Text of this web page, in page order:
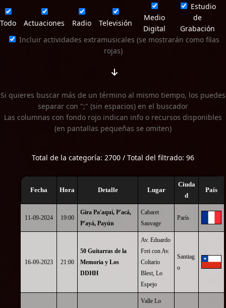
Todo Actuaciones Radio Televisión
Medio
Digital
Estudio
de
Grabación
Incluir actividades extramusicales (se mostrarán como filas
rojas)
Si quieres buscar más de un término al mismo tiempo, los puedes
separar con ";" (sin espacios) en el buscador
Las columnas con fondo rojo indican info o recursos disponibles
(en pantallas pequeñas se omiten)
Total de la categoría: 2700 / Total del filtrado: 96
Fecha Hora Detalle Lugar
Ciuda
d
País
11-09-2024 19:00
Gira Pa'aquí, P'acá,
P'ayá, Payún
Cabaret
Sauvage
París
16-09-2023 21:00
50 Guitarras de la
Memoria y Los
DDHH
Av. Eduardo
Frei con Av.
Coltario
Blest, Lo
Espejo
Santiag
o
Valle Lo